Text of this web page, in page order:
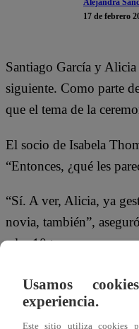
Alejandra
17 de febrero
Santiago García y
siguiente. Como parte
que el tema de la
El socio de Isabela
“Entonces, ¿qué les
“Sí. A ver, Alicia, ya
novia, también”,
a las 10 te van a pasar a
Pero, la siguiente
noche de bodas?”,
Usamos
experiencia.
Este sitio utiliza cookies